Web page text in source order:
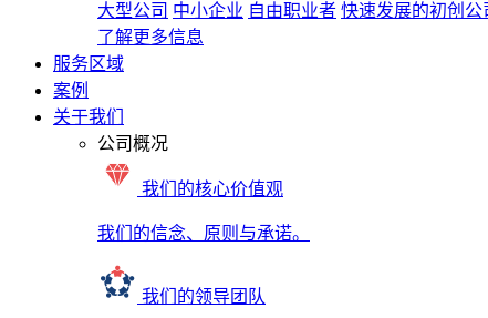
大型公司 中小企业 自由职业者 快速发展的初创公
了解更多信息
服务区域
案例
关于我们
公司概况
我们的核心价值观
我们的信念、原则与承诺。
我们的领导团队